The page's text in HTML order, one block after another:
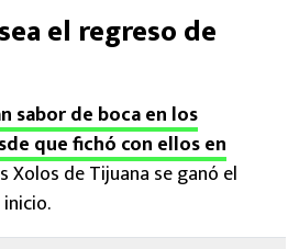
el regreso de
sabor de boca en los
que fichó con ellos en
Xolos de Tijuana se ganó el